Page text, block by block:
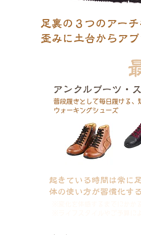
足裏の３つのアー
歪みに土台からア
アンクルブーツ・
普段履きとして毎日履ける、
ウォーキングシューズ
起きている時間は常に
体の使い方が習慣化す